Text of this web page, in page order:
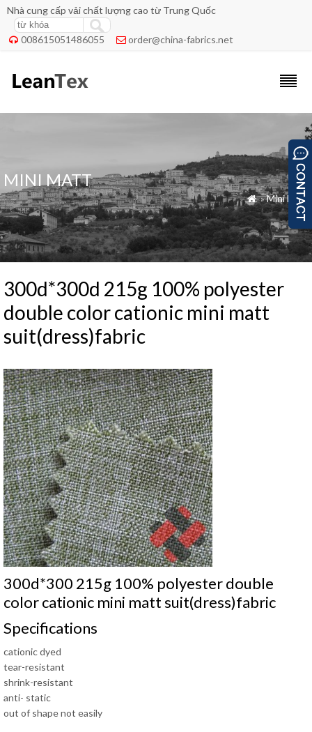
Nhà cung cấp vải chất lượng cao từ Trung Quốc
 008615051486055  order@china-fabrics.net
MINI MATT
 »Mini Matt
300d*300d 215g 100% polyester
double color cationic mini matt
suit(dress)fabric
300d*300 215g 100% polyester double
color cationic mini matt suit(dress)fabric
Specifications
cationic dyed
tear-resistant
shrink-resistant
anti- static
out of shape not easily